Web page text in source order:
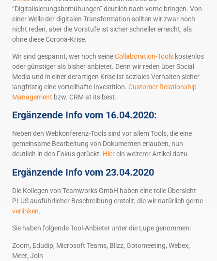
“Digitalisierungsbemühungen” deutlich nach vorne bringen. Von
einer Welle der digitalen Transformation sollten wir zwar noch
nicht reden, aber die Vorstufe ist sicher schneller erreicht, als
ohne diese Corona-Krise.
Wir sind gespannt, wer noch seineCollaboration-Tools kostenlos
oder günstiger als bisher anbietet. Denn wir reden über Social
Media und in einer derartigen Krise ist soziales Verhalten sicher
langfristig eine vorteilhafte Investition. Customer Relationship
Management bzw. CRM at its best.
Ergänzende Info vom 16.04.2020:
Neben den Webkonferenz-Tools sind vor allem Tools, die eine
gemeinsame Bearbeitung von Dokumenten erlauben, nun
deutlich in den Fokus gerückt. Hierein weiterer Artikel dazu.
Ergänzende Info vom 23.04.2020
Die Kollegen von Teamworks GmbH haben eine tolle Übersicht
PLUS ausführlicher Beschreibung erstellt, die wir natürlich gerne
verlinken.
Sie haben folgende Tool-Anbieter unter die Lupe genommen:
Zoom, Edudip, Microsoft Teams, Blizz, Gotomeeting, Webex,
Meet, Join